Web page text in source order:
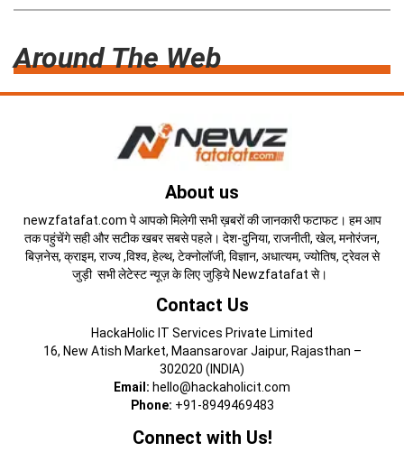
Around The Web
About us
newzfatafat.com पे आपको मिलेगी सभी ख़बरों की जानकारी फटाफट। हम आप
तक पहुंचेंगे सही और सटीक खबर सबसे पहले। देश-दुनिया, राजनीती, खेल, मनोरंजन,
बिज़नेस, क्राइम, राज्य ,विश्व, हेल्थ, टेक्नोलॉजी, विज्ञान, अधात्यम, ज्योतिष, ट्रेवल से
जुड़ी सभी लेटेस्ट न्यूज़ के लिए जुड़िये Newzfatafat से।
Contact Us
HackaHolic IT Services Private Limited
16, New Atish Market, Maansarovar Jaipur, Rajasthan –
302020 (INDIA)
Email: hello@hackaholicit.com
Phone: +91-8949469483
Connect with Us!